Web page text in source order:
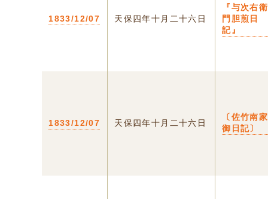
1833/12/07 天保四年十月二十六日
『与次右衛
門胆煎日
記』
1833/12/07 天保四年十月二十六日
〔佐竹南家
御日記〕